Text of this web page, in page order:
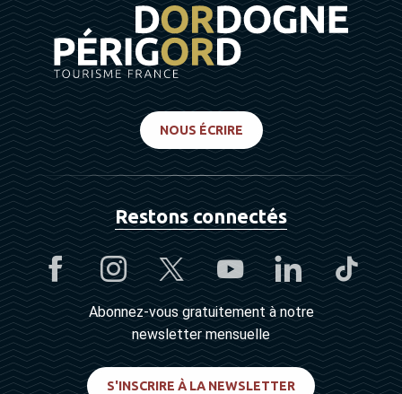
NOUS ÉCRIRE
Restons connectés
Abonnez-vous gratuitement à notre
newsletter mensuelle
S'INSCRIRE À LA NEWSLETTER